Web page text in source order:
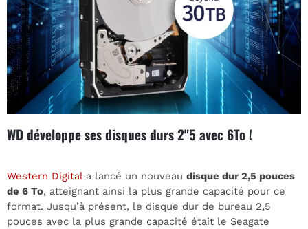
WD développe ses disques durs 2"5 avec 6To !
Western Digital a lancé un nouveau disque dur 2,5 pouces
de 6 To, atteignant ainsi la plus grande capacité pour ce
format. Jusqu’à présent, le disque dur de bureau 2,5
pouces avec la plus grande capacité était le Seagate